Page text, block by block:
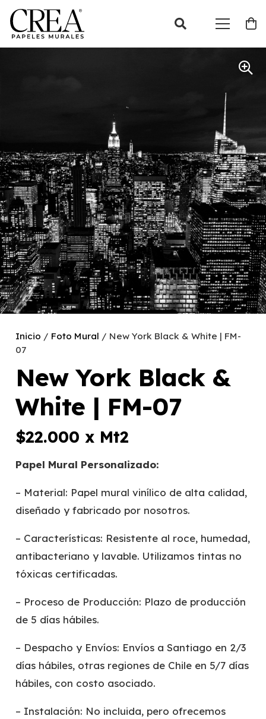
Inicio / Foto Mural / New York Black & White | FM-
07
New York Black &
White | FM-07
$22.000 x Mt2
Papel Mural Personalizado:
– Material: Papel mural vinílico de alta calidad,
diseñado y fabricado por nosotros.
– Características: Resistente al roce, humedad,
antibacteriano y lavable. Utilizamos tintas no
tóxicas certificadas.
– Proceso de Producción: Plazo de producción
de 5 días hábiles.
– Despacho y Envíos: Envíos a Santiago en 2/3
días hábiles, otras regiones de Chile en 5/7 días
hábiles, con costo asociado.
– Instalación: No incluida, pero ofrecemos